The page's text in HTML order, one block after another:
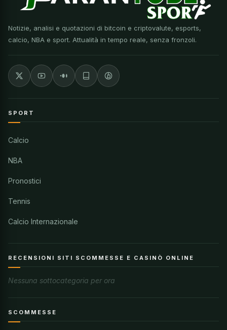
Notizie, analisi e quotazioni di bitcoin e criptovalute, esports,
calcio, NBA e sport. Attualità in tempo reale, senza fronzoli.
SPORT
Calcio
NBA
Pronostici
Tennis
Calcio Internazionale
RECENSIONI SITI SCOMMESSE E CASINÒ ONLINE
Nessuna sottocategoria per ora
SCOMMESSE